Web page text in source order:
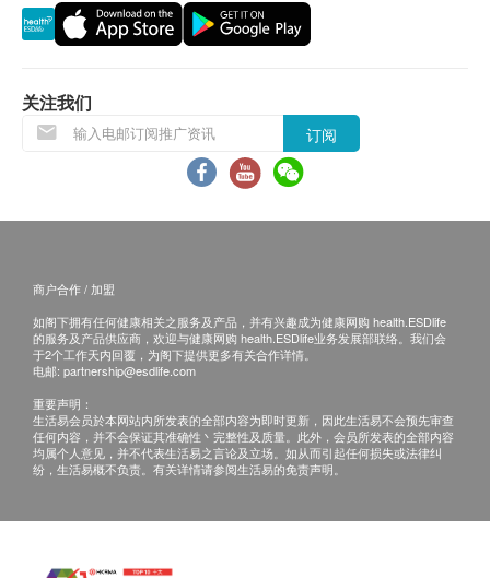
／大澳／ 长洲／南丫岛)
以上地区订单由顺丰（香港）派送
直达或没有升降机设备之收货地点。
签收时需核对身份。
于签收前，客户不能拆开包装盒验货。速递员会于客
户签收后离开，未能等待开机试用。
如收件人未能亲自签收，可委托他人签收。
签收后，如商品出现质量问题，如功能性故障。请您
即时联系香港洁净水有限公司客户服务中心，电话
34660000。
所有于香港洁净水有限公司购买之货品，不论是香港
关注我们
订阅
商户合作 / 加盟
如阁下拥有任何健康相关之服务及产品，并有兴趣成为健康网购 health.ESDlife
的服务及产品供应商，欢迎与健康网购 health.ESDlife业务发展部联络。我们会
于2个工作天内回覆，为阁下提供更多有关合作详情。
电邮: partnership@esdlife.com
重要声明：
生活易会员於本网站内所发表的全部内容为即时更新，因此生活易不会预先审查
任何内容，并不会保证其准确性丶完整性及质量。此外，会员所发表的全部内容
均属个人意见，并不代表生活易之言论及立场。如从而引起任何损失或法律纠
纷，生活易概不负责。有关详情请参阅生活易的免责声明。